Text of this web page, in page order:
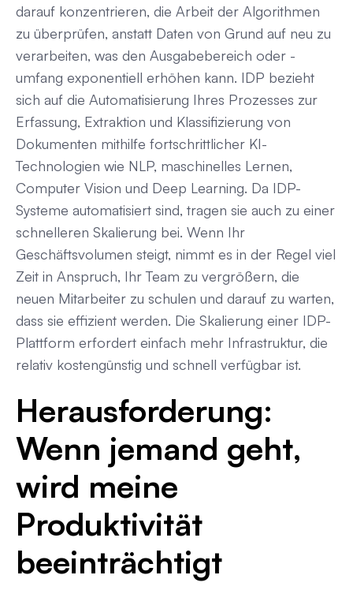
darauf konzentrieren, die Arbeit der Algorithmen
zu überprüfen, anstatt Daten von Grund auf neu zu
verarbeiten, was den Ausgabebereich oder -
umfang exponentiell erhöhen kann. IDP bezieht
sich auf die Automatisierung Ihres Prozesses zur
Erfassung, Extraktion und Klassifizierung von
Dokumenten mithilfe fortschrittlicher KI-
Technologien wie NLP, maschinelles Lernen,
Computer Vision und Deep Learning. Da IDP-
Systeme automatisiert sind, tragen sie auch zu einer
schnelleren Skalierung bei. Wenn Ihr
Geschäftsvolumen steigt, nimmt es in der Regel viel
Zeit in Anspruch, Ihr Team zu vergrößern, die
neuen Mitarbeiter zu schulen und darauf zu warten,
dass sie effizient werden. Die Skalierung einer IDP-
Plattform erfordert einfach mehr Infrastruktur, die
relativ kostengünstig und schnell verfügbar ist.
Herausforderung:
Wenn jemand geht,
wird meine
Produktivität
beeinträchtigt